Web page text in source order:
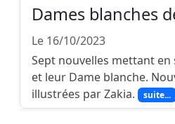
Dames blanches
Le 16/10/2023
Sept nouvelles mettant en
et leur Dame blanche.
illustrées par Zakia.
suite...